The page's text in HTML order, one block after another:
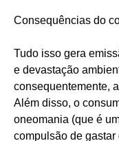
Consequências do
Tudo isso gera
e devastação
consequentemente,
Além disso, o
oneomania (que é
compulsão de gastar